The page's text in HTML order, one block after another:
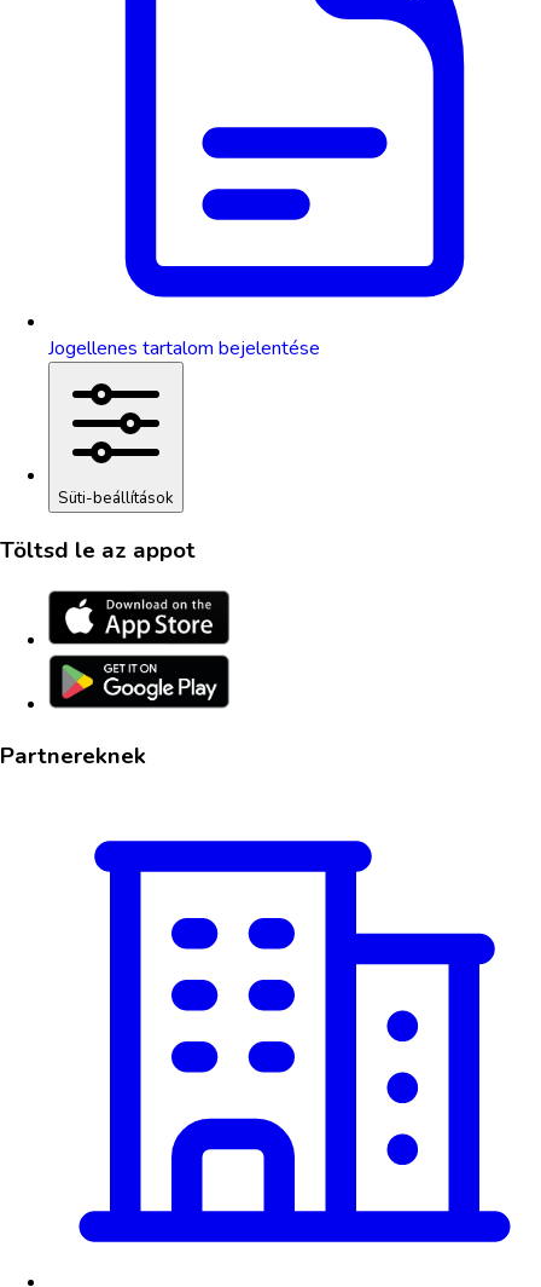
Jogellenes tartalom bejelentése
Süti-beállítások
Töltsd le az appot
Partnereknek